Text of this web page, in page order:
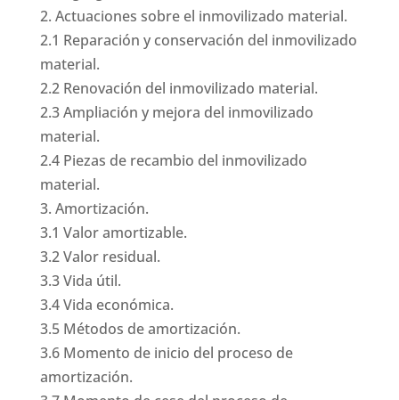
2. Actuaciones sobre el inmovilizado material.
2.1 Reparación y conservación del inmovilizado
material.
2.2 Renovación del inmovilizado material.
2.3 Ampliación y mejora del inmovilizado
material.
2.4 Piezas de recambio del inmovilizado
material.
3. Amortización.
3.1 Valor amortizable.
3.2 Valor residual.
3.3 Vida útil.
3.4 Vida económica.
3.5 Métodos de amortización.
3.6 Momento de inicio del proceso de
amortización.